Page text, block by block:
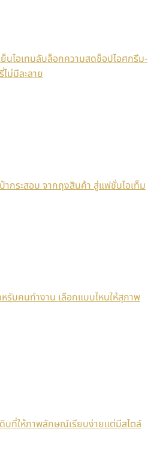
ย็นไอเทมลับล็อกความสดช็อปไอศกรีม-
ม่มีละลาย
ากระสอบ จากถุงสินค้า สู่แฟชั่นไอเท็ม
หรับคนทำงาน เลือกแบบไหนให้สุภาพ
ที่ให้ภาพลักษณ์เรียบง่ายแต่มีสไตล์